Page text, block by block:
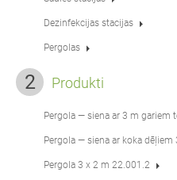
Dezinfekcijas stacijas
igauņu
Dezinfekcijas stacijas
Pergolas
Produkti
Pergola — siena ar 3 m gariem
Pergola — siena ar koka dēļiem
Pergola 3 x 2 m 22.001.2